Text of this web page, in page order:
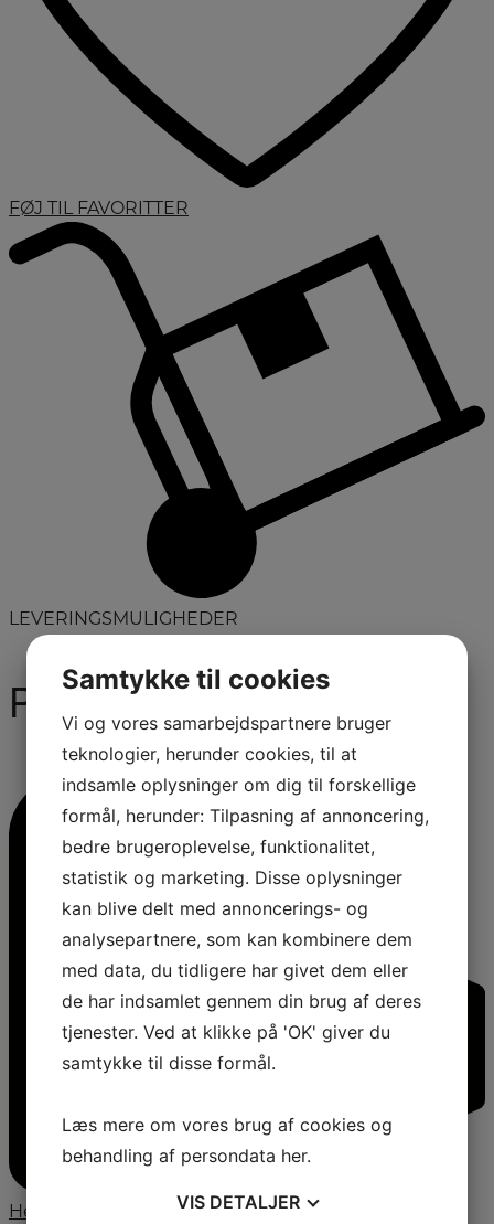
FØJ TIL FAVORITTER
LEVERINGSMULIGHEDER
Produktinformation
Hent produktdatablad
Samtykke til cookies
Vi og vores samarbejdspartnere bruger
teknologier, herunder cookies, til at
indsamle oplysninger om dig til forskellige
formål, herunder: Tilpasning af annoncering,
bedre brugeroplevelse, funktionalitet,
statistik og marketing. Disse oplysninger
kan blive delt med annoncerings- og
analysepartnere, som kan kombinere dem
med data, du tidligere har givet dem eller
de har indsamlet gennem din brug af deres
tjenester. Ved at klikke på 'OK' giver du
samtykke til disse formål.
Læs mere om vores brug af cookies og
behandling af persondata her.
VIS DETALJER